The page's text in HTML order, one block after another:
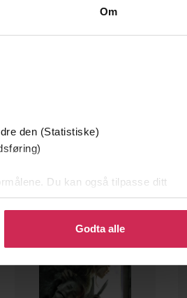
Om
den (Statistiske)
Du kan også tilpasse ditt
tilbake eller endre ditt samtykke.
Godta alle
179,-